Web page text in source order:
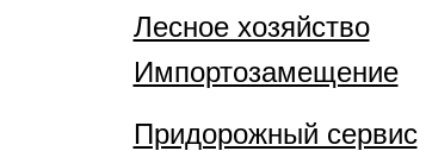
Лесное хозяйство
Импортозамещение
Придорожный сервис